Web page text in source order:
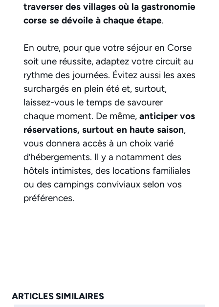
traverser des villages où la gastronomie
corse se dévoile à chaque étape.
En outre, pour que votre séjour en Corse
soit une réussite, adaptez votre circuit au
rythme des journées. Évitez aussi les axes
surchargés en plein été et, surtout,
laissez-vous le temps de savourer
chaque moment. De même, anticiper vos
réservations, surtout en haute saison,
vous donnera accès à un choix varié
d’hébergements. Il y a notamment des
hôtels intimistes, des locations familiales
ou des campings conviviaux selon vos
préférences.
ARTICLES SIMILAIRES